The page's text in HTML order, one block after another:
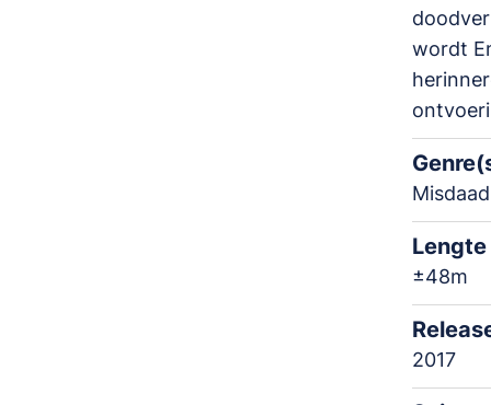
wordt
Lengte
±48m
2017